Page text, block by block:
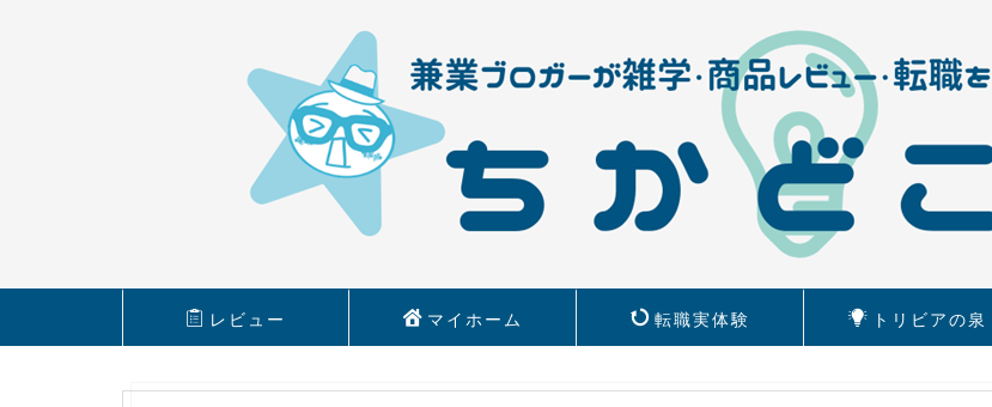
レビュー マイホーム 転職実体験 トリビアの泉